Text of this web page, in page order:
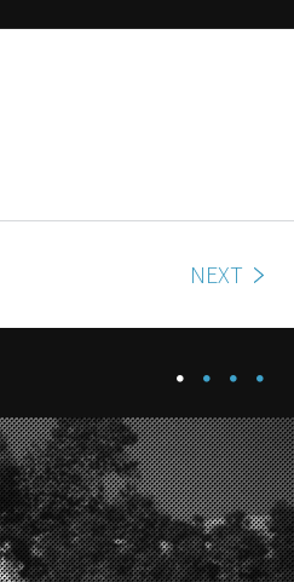
NEXT